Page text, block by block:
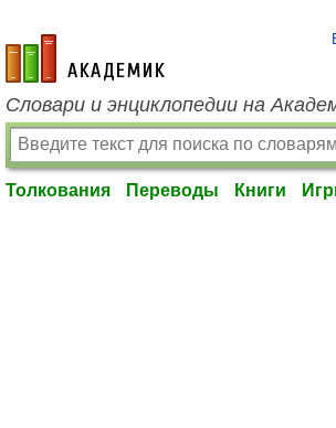
academic.ru
Словари и энциклопедии на
Толкования Переводы Книги